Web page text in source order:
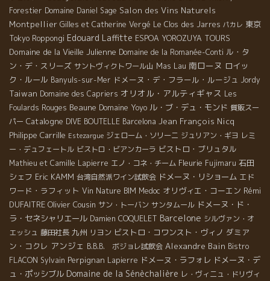
Forestier Domaine Daniel Sage Salon des Vins Naturels
Montpellier Gilles et Catherine Vergé Le Clos des Jarres パカレ 東京
Tokyo Roppongi Edouard Laffitte ESPOA YOROZUYA TOURS
Domaine de la Vieille Julienne Domaine de la Romanée-Conti ル・タ
ン・デ・スリーズ サントヴィクトワール山 Mas Lau 南ローヌ ロイッ
ク・ルール Banyuls-sur-Mer ドメーヌ・デ・フラール・ルージュ Jordy
Taiwan Domaine des Capriers オリオル・アルティギャス Les
Foulards Rouges Beaune Domaine Yoyo ル・ブ・デュ・モンド 質販スー
パー Catalogne DIVE BOUTELLE Barcelona Jean François Nicq
Philippe Carrille Estezargue ジェローム・ソリーニ ジュリアン・ギヨ レミ
ー・デュフェートル ビストロ・ビアンカーラ ビストロ・ブリュタル
Mathieu et Camille Lapierre エノ・コネ・チーム Fleurie Fujimaru 石田
シェフ Eric KAMM 台湾自然派ワイン試飲会 ドメーヌ・リショーム エド
ワード・ラフィット Vin Nature BIM Medoc オリヴィエ・コーエン Rémi
DUFAITRE Olivier Cousin サン・トーバン サンタムール ドメーヌ・ド・
ラ・セネシャリエール Damien COQUELET Barcelone シルヴァン・オ
エッシュ 藤田社長 九州 リヨン ビストロ・コワンスト・ヴィノ ダミア
ン・コクレ アンジェ B.B.B. ボジョレ試飲会 Alexandre Bain Bistro
FLACON Sylvain Perpignan Lapierre ドメーヌ・ラフォレ ドメーヌ・デ
ュ・ポッシブル Domaine de la Sénèchalière レ・ヴィニュ・ドリヴィ